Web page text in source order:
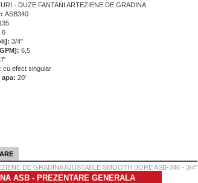
- DUZE FANTANI ARTEZIENE DE GRADINA
ASB340
6
3/4"
6,5
cu efect singular
apa: 20'
DE GRADINA AJUSTABLE SMOOTH BORE ASB-340 - 3/4"
ASB - PREZENTARE GENERALA